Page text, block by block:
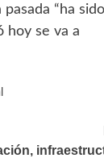
“ha sido
hoy se va a